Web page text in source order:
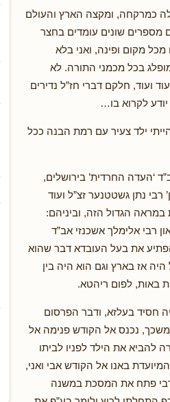
כמרקחה, ומקצה הארץ והעולם
מספרים שונים עומדים בחצר
מכל מקום ופינה, ואני בלא
בכל מכמני התורה. לא
ועוד, חלקם דברי חז”ל נדירים
לקרוא בו…
ילד צעיר עם רמת הבנה ככל
‘העדה החרדית’ בירושלים,
נתן גשטטנער זצ”ל ועוד
הגדול הזה, וביניהם:
רבי אלימלך אשכנזי אב”ד
את בעל העובדא דבר שהוא
אז בארץ וגם הוא היה בין
באות, לפום ריהטא.
חסיד בעלזא, ודבר הפרסום
משכך, נכנס אל הקודש פנימה אל
להביא את הילד לפניו לביתו
באנו אל הקודש אבי ואני,
פתח את המסכת במשנה